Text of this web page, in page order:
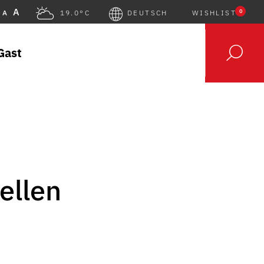
A A 19.0°C DEUTSCH WISHLIST 0